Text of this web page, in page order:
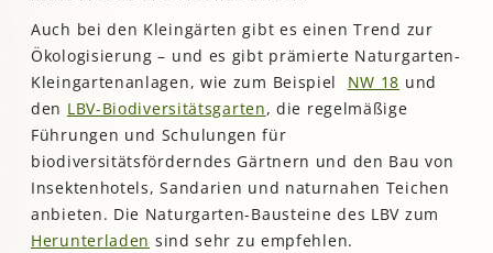
Auch bei den Kleingärten gibt es einen Trend zur
Ökologisierung – und es gibt prämierte Naturgarten-
Kleingartenanlagen, wie zum Beispiel NW 18 und
den LBV-Biodiversitätsgarten, die regelmäßige
Führungen und Schulungen für
biodiversitätsförderndes Gärtnern und den Bau von
Insektenhotels, Sandarien und naturnahen Teichen
anbieten. Die Naturgarten-Bausteine des LBV zum
Herunterladen sind sehr zu empfehlen.